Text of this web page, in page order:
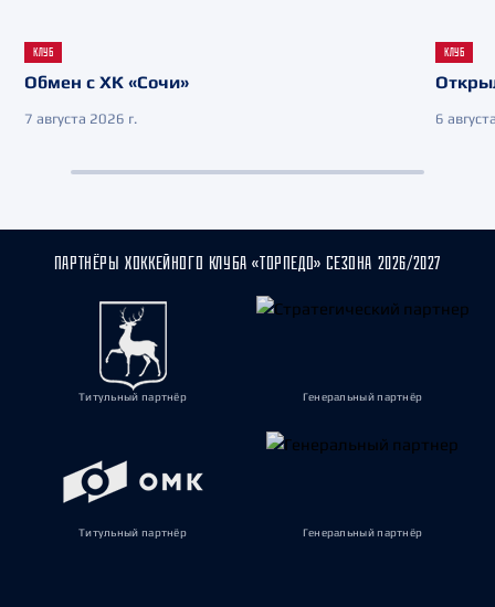
КЛУБ
Обмен с ХК «Сочи»
7 августа 2026 г.
КЛУБ
6
ПАРТНЁРЫ ХОККЕЙНОГО КЛУБА «ТОРПЕДО» СЕЗОНА 2026/2027
Титульный партнёр Генеральный партнёр
Титульный партнёр Генеральный партнёр